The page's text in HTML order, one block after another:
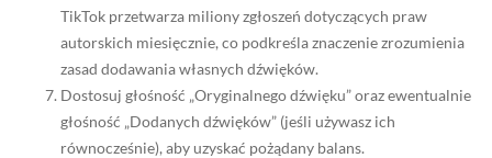
TikTok przetwarza miliony zgłoszeń dotyczących praw
autorskich miesięcznie, co podkreśla znaczenie zrozumienia
zasad dodawania własnych dźwięków.
Dostosuj głośność „Oryginalnego dźwięku” oraz ewentualnie
głośność „Dodanych dźwięków” (jeśli używasz ich
równocześnie), aby uzyskać pożądany balans.